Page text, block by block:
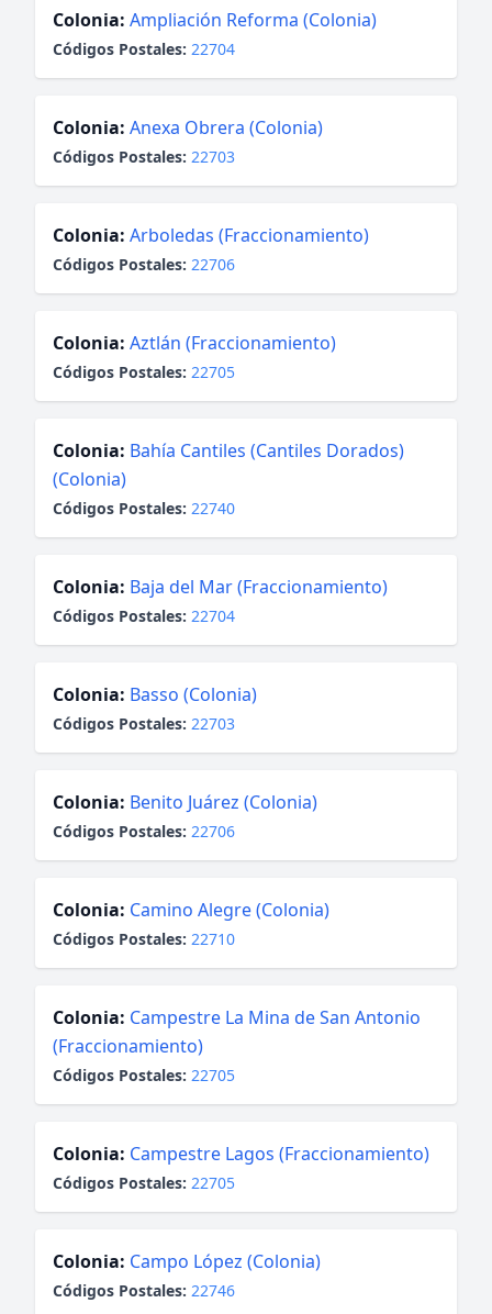
Colonia: Ampliación Reforma (Colonia)
Códigos Postales: 22704
Colonia: Anexa Obrera (Colonia)
Códigos Postales: 22703
Colonia: Arboledas (Fraccionamiento)
Códigos Postales: 22706
Colonia: Aztlán (Fraccionamiento)
Códigos Postales: 22705
Colonia: Bahía Cantiles (Cantiles Dorados)
(Colonia)
Códigos Postales: 22740
Colonia: Baja del Mar (Fraccionamiento)
Códigos Postales: 22704
Colonia: Basso (Colonia)
Códigos Postales: 22703
Colonia: Benito Juárez (Colonia)
Códigos Postales: 22706
Colonia: Camino Alegre (Colonia)
Códigos Postales: 22710
Colonia: Campestre La Mina de San Antonio
(Fraccionamiento)
Códigos Postales: 22705
Colonia: Campestre Lagos (Fraccionamiento)
Códigos Postales: 22705
Colonia: Campo López (Colonia)
Códigos Postales: 22746